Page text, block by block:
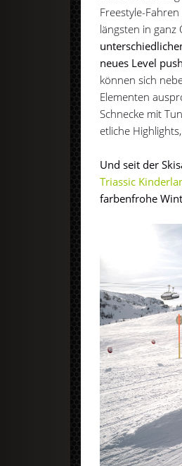
Freestyle-
längsten in
neues Level
können sich
Elementen
Schnecke mit
etliche
Und seit der
Triassic
farbenfrohe